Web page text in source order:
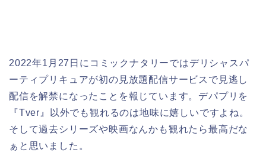
2022年1月27日にコミックナタリーではデリシャスパ
ーティプリキュアが初の見放題配信サービスで見逃し
配信を解禁になったことを報じています。デパプリを
『Tver』以外でも観れるのは地味に嬉しいですよね。
そして過去シリーズや映画なんかも観れたら最高だな
ぁと思いました。